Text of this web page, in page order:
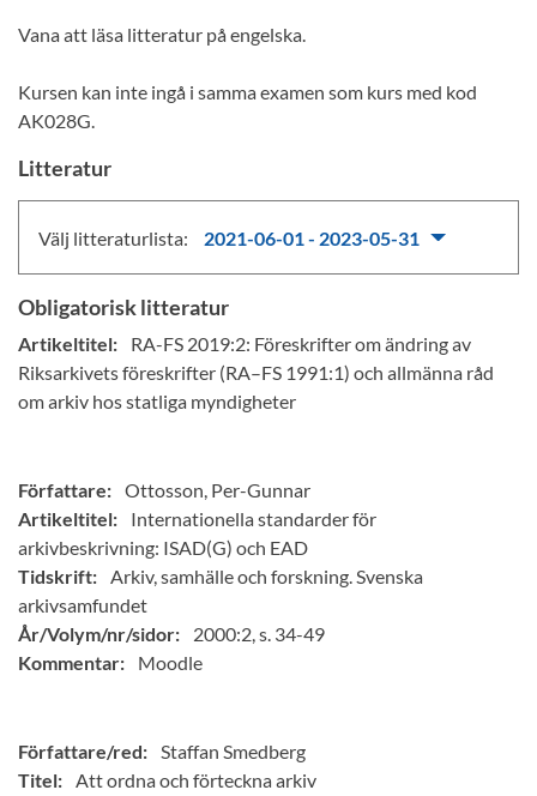
Vana att läsa litteratur på engelska.
Kursen kan inte ingå i samma examen som kurs med kod
AK028G.
Litteratur
Välj litteraturlista: 2021-06-01 - 2023-05-31
Obligatorisk litteratur
Artikeltitel:
RA-FS 2019:2: Föreskrifter om ändring av
Riksarkivets föreskrifter (RA–FS 1991:1) och allmänna råd
om arkiv hos statliga myndigheter
Författare: Ottosson, Per-Gunnar
Artikeltitel:
Internationella standarder för
arkivbeskrivning: ISAD(G) och EAD
Tidskrift: Arkiv, samhälle och forskning. Svenska
arkivsamfundet
År/Volym/nr/sidor:
2000:2, s. 34-49
Kommentar:
Moodle
Författare/red: Staffan Smedberg
Titel: Att ordna och förteckna arkiv